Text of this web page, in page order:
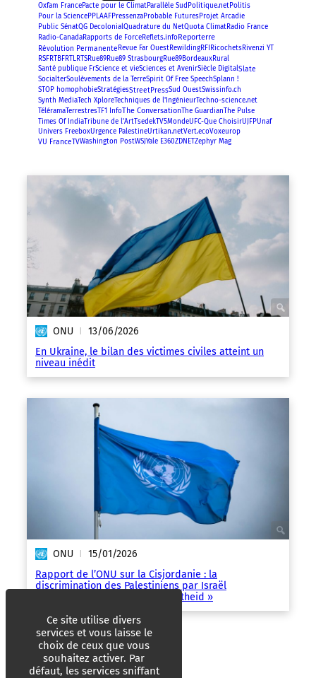
Oxfam FrancePacte pour le ClimatParallèle Sud Politique.netPolitis
Pour la SciencePPLAAFPressenzaProbable FuturesProjet Arcadie
Public SénatQG DecolonialQuadrature du NetQuota ClimatRadio France
Radio-CanadaRapports de ForceReflets.infoReporterre
Révolution Permanente Revue Far OuestRewildingRFI RicochetsRivenzi YT
RSFRTBFRTLRTSRue89Rue89 StrasbourgRue89BordeauxRural
Santé publique FrScience et vieSciences et AvenirSiècle DigitalSlate
SocialterSoulèvements de la TerreSpirit Of Free SpeechSplann !
STOP homophobieStratégiesStreetPressSud OuestSwissinfo.ch
Synth MediaTech XploreTechniques de l'IngénieurTechno-science.net
TéléramaTerrestresTF1 InfoThe ConversationThe GuardianThe Pulse
Times Of IndiaTribune de l'ArtTsedekTV5MondeUFC-Que ChoisirUJFPUnaf
Univers FreeboxUrgence PalestineUrtikan.netVert.ecoVoxeurop
VU FranceTVWashington PostWSJ Yale E360ZDNETZephyr Mag
ONU 13/06/2026
En Ukraine, le bilan des victimes civiles atteint un
niveau inédit
ONU 15/01/2026
Rapport de l’ONU sur la Cisjordanie : la
discrimination des Palestiniens par Israël
« ressemble au système d’apartheid »
Ce site utilise divers
services et vous laisse le
choix de ceux que vous
souhaitez activer. Par
défaut, les services sniffant